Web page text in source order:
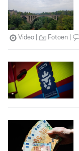
Video Fotoen